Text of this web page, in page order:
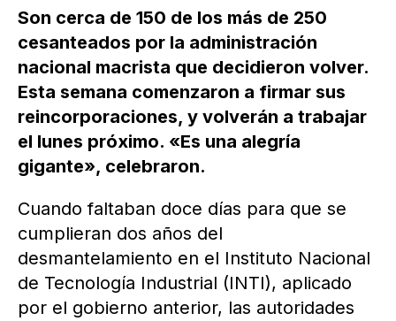
Son cerca de 150 de los más de 250
cesanteados por la administración
nacional macrista que decidieron volver.
Esta semana comenzaron a firmar sus
reincorporaciones, y volverán a trabajar
el lunes próximo. «Es una alegría
gigante», celebraron.
Cuando faltaban doce días para que se
cumplieran dos años del
desmantelamiento en el Instituto Nacional
de Tecnología Industrial (INTI), aplicado
por el gobierno anterior, las autoridades